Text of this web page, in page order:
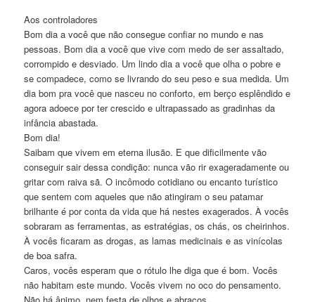
Aos controladores
Bom dia a você que não consegue confiar no mundo e nas
pessoas. Bom dia a você que vive com medo de ser assaltado,
corrompido e desviado. Um lindo dia a você que olha o pobre e
se compadece, como se livrando do seu peso e sua medida. Um
dia bom pra você que nasceu no conforto, em berço esplêndido e
agora adoece por ter crescido e ultrapassado as gradinhas da
infância abastada.
Bom dia!
Saibam que vivem em eterna ilusão. E que dificilmente vão
conseguir sair dessa condição: nunca vão rir exageradamente ou
gritar com raiva sã. O incômodo cotidiano ou encanto turístico
que sentem com aqueles que não atingiram o seu patamar
brilhante é por conta da vida que há nestes exagerados. À vocês
sobraram as ferramentas, as estratégias, os chás, os cheirinhos.
À vocês ficaram as drogas, as lamas medicinais e as vinícolas
de boa safra.
Caros, vocês esperam que o rótulo lhe diga que é bom. Vocês
não habitam este mundo. Vocês vivem no oco do pensamento.